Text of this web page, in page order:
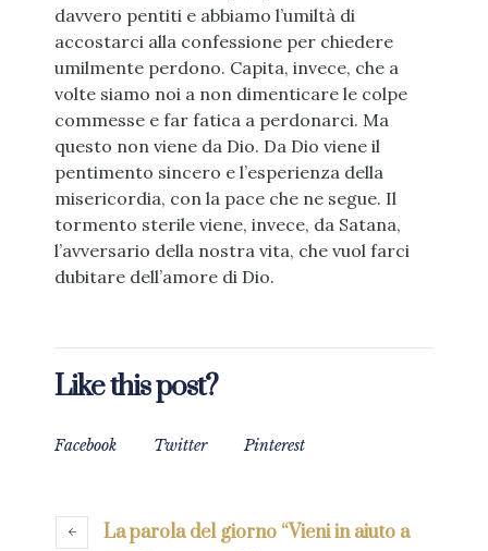
davvero pentiti e abbiamo l’umiltà di
accostarci alla confessione per chiedere
umilmente perdono. Capita, invece, che a
volte siamo noi a non dimenticare le colpe
commesse e far fatica a perdonarci. Ma
questo non viene da Dio. Da Dio viene il
pentimento sincero e l’esperienza della
misericordia, con la pace che ne segue. Il
tormento sterile viene, invece, da Satana,
l’avversario della nostra vita, che vuol farci
dubitare dell’amore di Dio.
Like this post?
Facebook Twitter Pinterest
La parola del giorno “Vieni in aiuto a